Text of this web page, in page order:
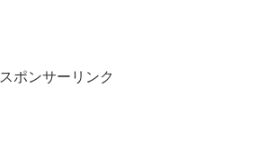
スポンサーリンク